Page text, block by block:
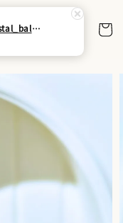
:sparkles:【水晶福袋】:crystal_ball: 搶來的福袋沒中獎？水晶福袋幫你翻盤:gem:能量UP:gem: